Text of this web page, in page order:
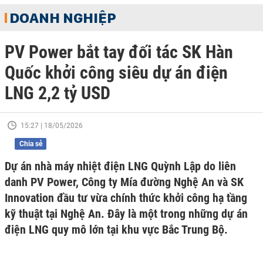
DOANH NGHIỆP
PV Power bắt tay đối tác SK Hàn
Quốc khởi công siêu dự án điện
LNG 2,2 tỷ USD
15:27 | 18/05/2026
Chia sẻ
Dự án nhà máy nhiệt điện LNG Quỳnh Lập do liên
danh PV Power, Công ty Mía đường Nghệ An và SK
Innovation đầu tư vừa chính thức khởi công hạ tầng
kỹ thuật tại Nghệ An. Đây là một trong những dự án
điện LNG quy mô lớn tại khu vực Bắc Trung Bộ.